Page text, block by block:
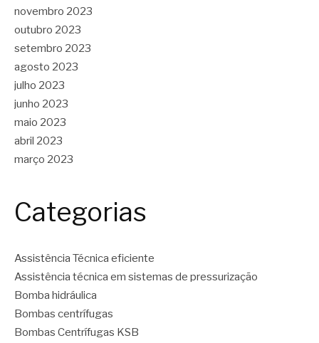
novembro 2023
outubro 2023
setembro 2023
agosto 2023
julho 2023
junho 2023
maio 2023
abril 2023
março 2023
Categorias
Assistência Técnica eficiente
Assistência técnica em sistemas de pressurização
Bomba hidráulica
Bombas centrífugas
Bombas Centrífugas KSB